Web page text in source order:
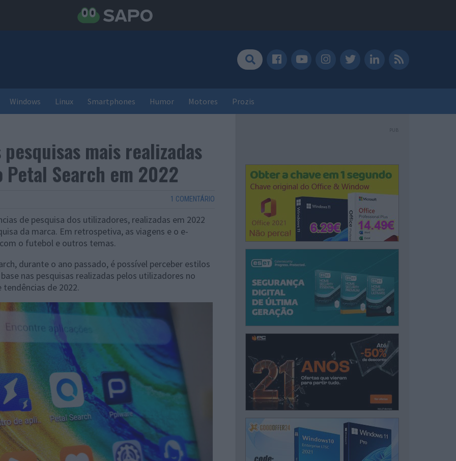
Windows Linux Smartphones Humor Motores Prozis
mais realizadas
Search em 2022
1 COMENTÁRIO
de pesquisa dos utilizadores, realizadas em 2022
da marca. Em retrospetiva, as viagens e o e-
o futebol e outros temas.
durante o ano passado, é possível perceber estilos
nas pesquisas realizadas pelos utilizadores no
de 2022.
PUB